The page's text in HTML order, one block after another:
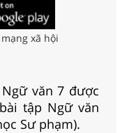
xã hội
văn 7 được
tập Ngữ văn
Sư phạm).